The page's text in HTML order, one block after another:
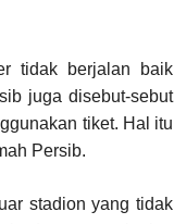
tidak berjalan baik
juga disebut-sebut
tiket. Hal itu
Persib.
stadion yang tidak